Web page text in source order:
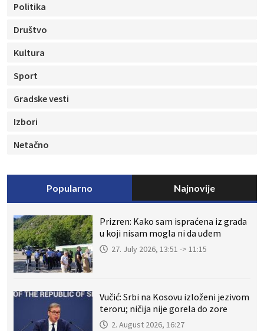
Politika
Društvo
Kultura
Sport
Gradske vesti
Izbori
Netačno
Popularno Najnovije
Prizren: Kako sam ispraćena iz grada
u koji nisam mogla ni da uđem
27. July 2026, 13:51 -> 11:15
Vučić: Srbi na Kosovu izloženi jezivom
teroru; ničija nije gorela do zore
2. August 2026, 16:27